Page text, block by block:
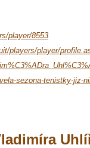
player/8553
players/player/
sezona-tenistky-jiz-